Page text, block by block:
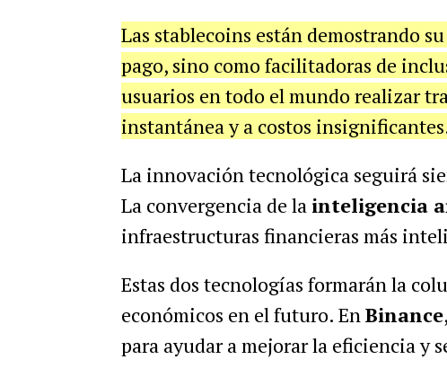
Las stablecoins están demostrando
pago, sino como facilitadoras de
usuarios en todo el mundo realizar
instantánea y a costos
La innovación tecnológica seguirá
La convergencia de la inteligencia
infraestructuras financieras más
Estas dos tecnologías formarán la
económicos en el futuro. EnBinance
para ayudar a mejorar la eficiencia y